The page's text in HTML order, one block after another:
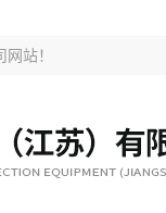
网站！